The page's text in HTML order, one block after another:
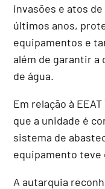
invasões e atos
últimos anos,
equipamentos e
além de garantir
de água.
Em relação à
que a unidade é
sistema de
equipamento
A autarquia